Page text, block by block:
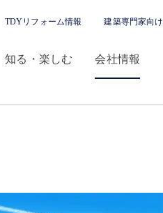
知る・楽しむ 会社情報
TDYリフォーム情報 建築専門家向け